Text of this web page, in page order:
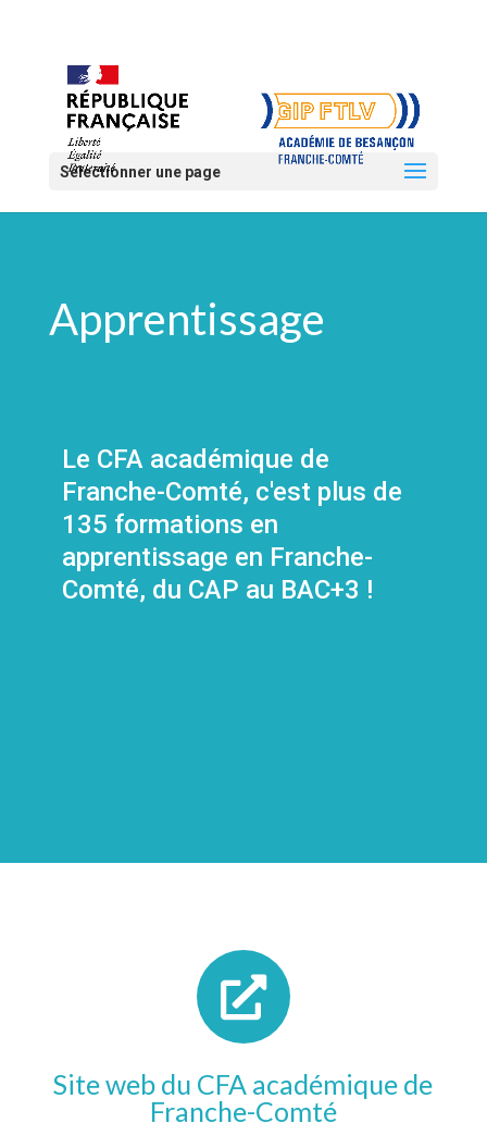
Sélectionner une page
Apprentissage
Le CFA académique de
Franche-Comté, c'est plus de
135 formations en
apprentissage en Franche-
Comté, du CAP au BAC+3 !
Site web du CFA académique de
Franche-Comté